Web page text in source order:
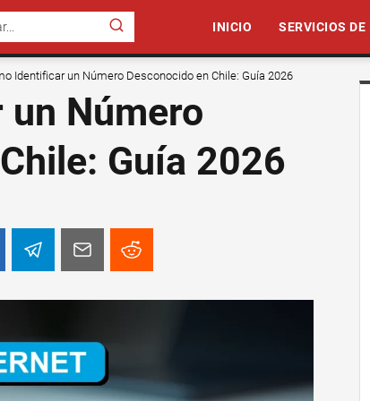
INICIO SERVICIOS
Identificar un Número Desconocido en Chile: Guía 2026
Número
Guía 2026